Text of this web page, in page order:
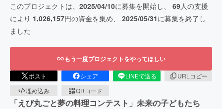
このプロジェクトは、 2025/04/10に募集を開始し、 69人の支援
により 1,026,157円の資金を集め、 2025/05/31に募集を終了し
ました
もう一度プロジェクトをやってほしい
ポスト シェア LINEで送る
URLコピー
埋め込み
QRコード
「えび丸ごと夢の料理コンテスト」未来の子どもたち